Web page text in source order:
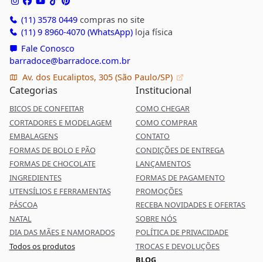
(11) 3578 0449compras no site
(11) 9 8960-4070 (WhatsApp)loja física
Fale Conosco
barradoce@barradoce.com.br
Av. dos Eucaliptos, 305 (São Paulo/SP)
Categorias
BICOS DE CONFEITAR
CORTADORES E MODELAGEM
EMBALAGENS
FORMAS DE BOLO E PÃO
FORMAS DE CHOCOLATE
INGREDIENTES
UTENSÍLIOS E FERRAMENTAS
PÁSCOA
NATAL
DIA DAS MÃES E NAMORADOS
Todos os produtos
Institucional
COMO CHEGAR
COMO COMPRAR
CONTATO
CONDIÇÕES DE ENTREGA
LANÇAMENTOS
FORMAS DE PAGAMENTO
PROMOÇÕES
RECEBA NOVIDADES E OFERTAS
SOBRE NÓS
POLÍTICA DE PRIVACIDADE
TROCAS E DEVOLUÇÕES
BLOG